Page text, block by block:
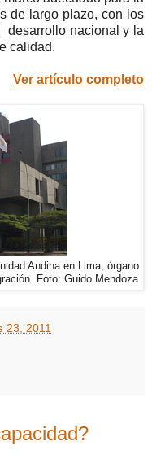
de largo plazo, con los
desarrollo nacional y la
calidad.
Ver artículo completo
Andina en Lima, órgano
Foto: Guido Mendoza
23, 2011